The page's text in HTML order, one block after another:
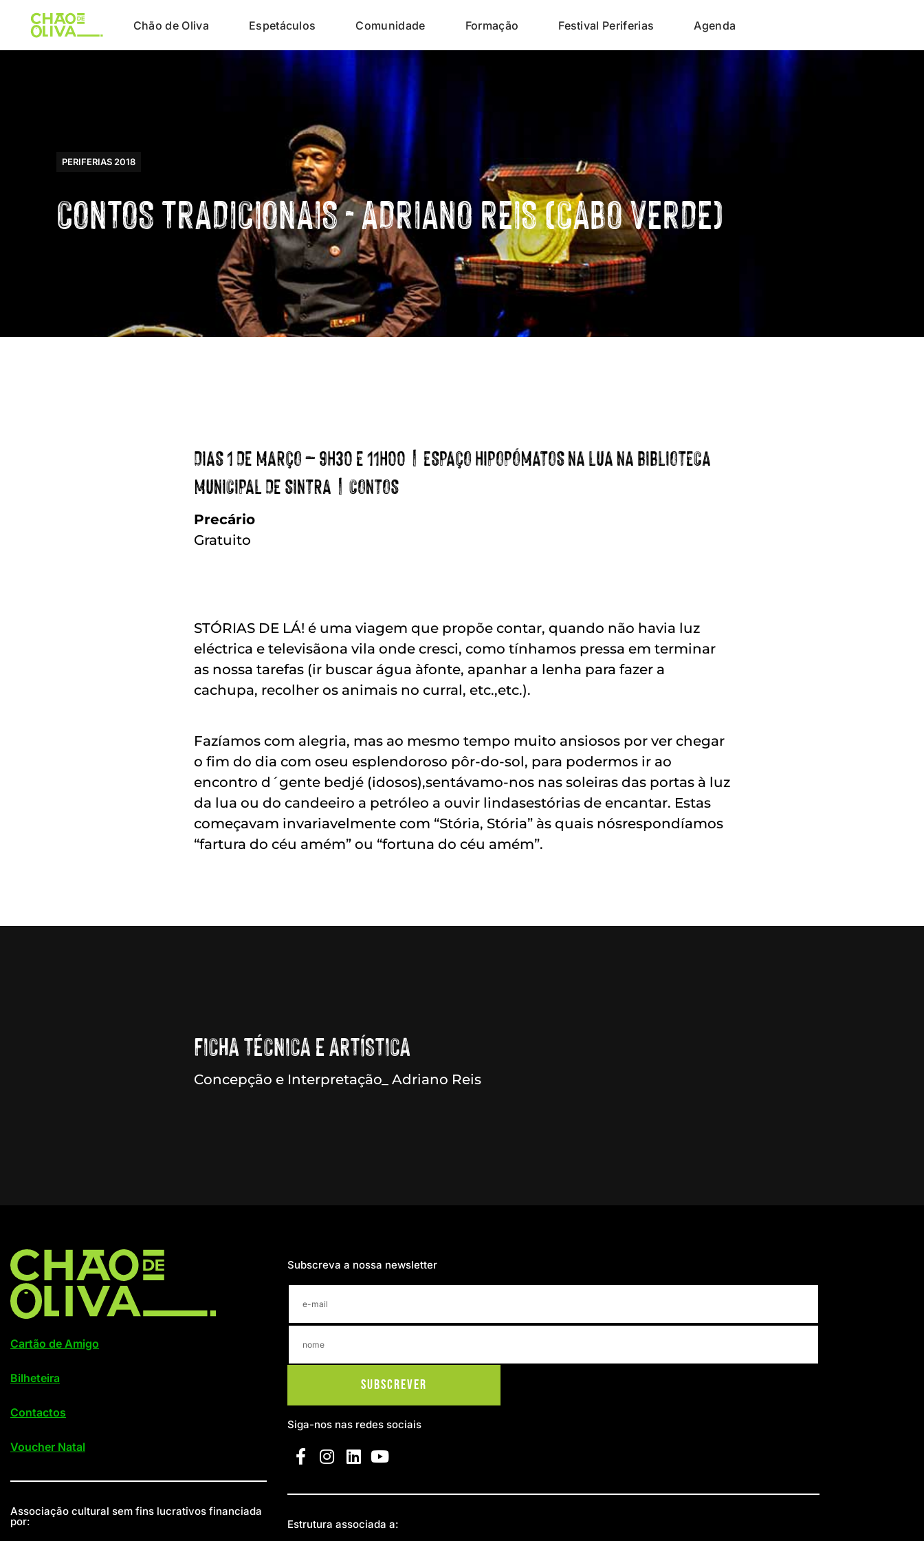
Chão de Oliva Espetáculos Comunidade Formação Festival Periferias Agenda
PERIFERIAS 2018
CONTOS TRADICIONAIS - ADRIANO REIS (CABO VERDE)
DIAS 1 DE MARÇO – 9H30 E 11H00 | ESPAÇO HIPOPÓMATOS NA LUA NA BIBLIOTECA
MUNICIPAL DE SINTRA | CONTOS
Precário
Gratuito
STÓRIAS DE LÁ! é uma viagem que propõe contar, quando não havia luz
eléctrica e televisãona vila onde cresci, como tínhamos pressa em terminar
as nossa tarefas (ir buscar água àfonte, apanhar a lenha para fazer a
cachupa, recolher os animais no curral, etc.,etc.).
Fazíamos com alegria, mas ao mesmo tempo muito ansiosos por ver chegar
o fim do dia com oseu esplendoroso pôr‐do‐sol, para podermos ir ao
encontro d´gente bedjé (idosos),sentávamo‐nos nas soleiras das portas à luz
da lua ou do candeeiro a petróleo a ouvir lindasestórias de encantar. Estas
começavam invariavelmente com “Stória, Stória” às quais nósrespondíamos
“fartura do céu amém” ou “fortuna do céu amém”.
FICHA TÉCNICA E ARTÍSTICA
Concepção e Interpretação_ Adriano Reis
Cartão de Amigo
Bilheteira
Contactos
Voucher Natal
Associação cultural sem fins lucrativos financiada
por:
Subscreva a nossa newsletter
Subscrever
Siga-nos nas redes sociais
Estrutura associada a: